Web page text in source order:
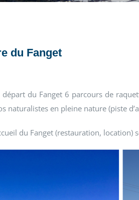
du Fanget
du Fanget 6 parcours de
naturalistes en pleine nature (piste
du Fanget (restauration,